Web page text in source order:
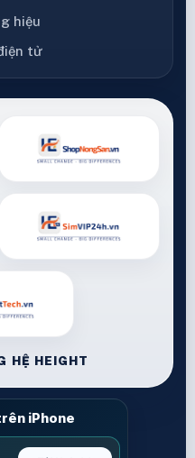
hiệu
tử
HỆ HEIGHT
iPhone